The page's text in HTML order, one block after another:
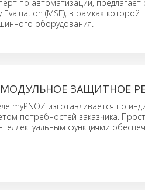
по автоматизации,
(MSE), в рамках которой
оборудования.
МОДУЛЬНОЕ ЗАЩИТНОЕ
myPNOZ изготавливается по
потребностей заказчика.
функциями